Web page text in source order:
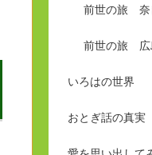
前世の旅 奈
前世の旅
いろはの世界
おとぎ話の真実